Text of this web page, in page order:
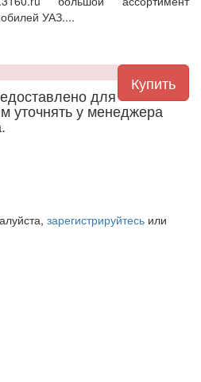
УАЗ....
для
уточнять у менеджера
зарегистрируйтесь или